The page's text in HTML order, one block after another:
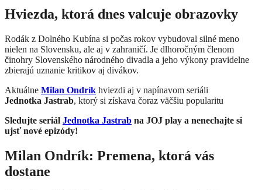
Hviezda, ktorá dnes valcuje obrazovky
Rodák z Dolného Kubína si počas rokov vybudoval silné meno
nielen na Slovensku, ale aj v zahraničí. Je dlhoročným členom
činohry Slovenského národného divadla a jeho výkony pravidelne
zbierajú uznanie kritikov aj divákov.
Aktuálne Milan Ondrík hviezdi aj v napínavom seriáli
Jednotka Jastrab, ktorý si získava čoraz väčšiu popularitu
Sledujte seriál Jednotka Jastrab na JOJ play a nenechajte si
ujsť nové epizódy!
Milan Ondrík: Premena, ktorá vás
dostane